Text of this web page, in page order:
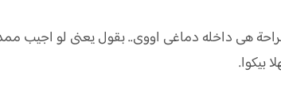
هى داخله دماغى اووى.. بقول يعنى لو اجيب
بيكوا.